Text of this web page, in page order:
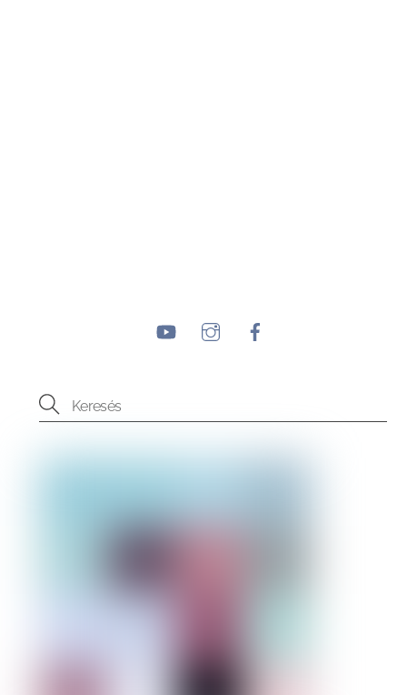
YouTubeInstagram